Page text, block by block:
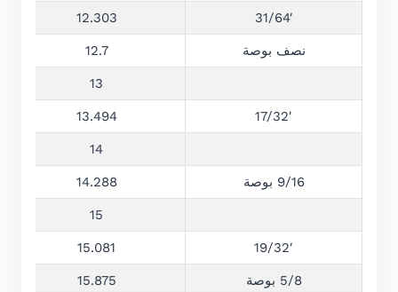
31/64′
12.303
نصف بوصة 12.7
13
17/32′
13.494
14
9/16 بوصة 14.288
15
19/32′
15.081
5/8 بوصة 15.875